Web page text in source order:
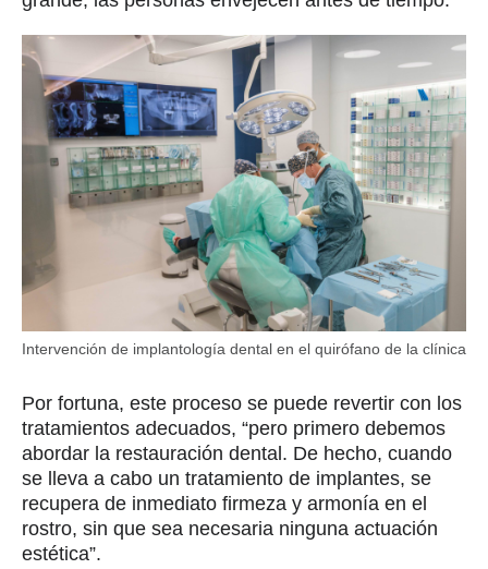
Intervención de implantología dental en el quirófano de la clínica
Por fortuna, este proceso se puede revertir con los
tratamientos adecuados, “pero primero debemos
abordar la restauración dental. De hecho, cuando
se lleva a cabo un tratamiento de implantes, se
recupera de inmediato firmeza y armonía en el
rostro, sin que sea necesaria ninguna actuación
estética”.